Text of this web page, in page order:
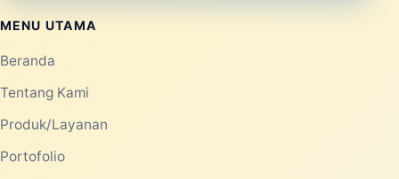
MENU UTAMA
Beranda
Tentang Kami
Produk/Layanan
Portofolio